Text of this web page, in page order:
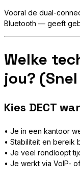
Vooral de dual-
Bluetooth — geeft
Welke
jou?
Kies DECT
• Je in een kantoor
• Stabiliteit en bereik
• Je veel rondloopt
• Je werkt via VoIP-